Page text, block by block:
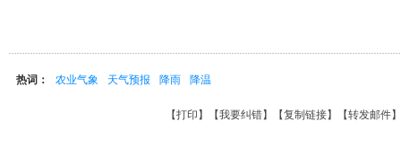
热词： 农业气象 天气预报 降雨 降温
【打印 】【我要纠错】【复制链接】【转发邮件